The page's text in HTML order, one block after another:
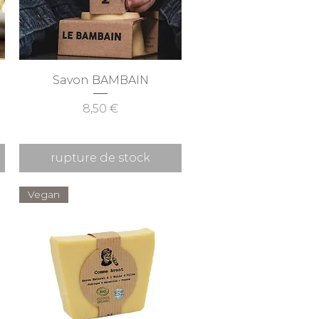
Aperçu rapide
Savon BAMBAIN
Prix
8,50 €
rupture de stock
Vegan